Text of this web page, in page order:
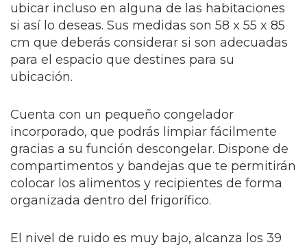
ubicar incluso en alguna de las habitaciones
si así lo deseas. Sus medidas son 58 x 55 x 85
cm que deberás considerar si son adecuadas
para el espacio que destines para su
ubicación.
Cuenta con un pequeño congelador
incorporado, que podrás limpiar fácilmente
gracias a su función descongelar. Dispone de
compartimentos y bandejas que te permitirán
colocar los alimentos y recipientes de forma
organizada dentro del frigorífico.
El nivel de ruido es muy bajo, alcanza los 39